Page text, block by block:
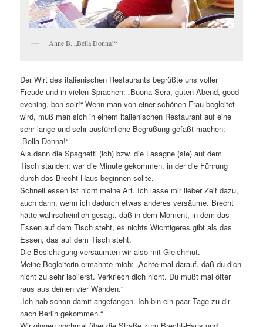
Anne B. „Bella Donna!“
Der Wirt des italienischen Restaurants begrüßte uns voller
Freude und in vielen Sprachen: „Buona Sera, guten Abend, good
evening, bon soir!“ Wenn man von einer schönen Frau begleitet
wird, muß man sich in einem italienischen Restaurant auf eine
sehr lange und sehr ausführliche Begrüßung gefaßt machen:
„Bella Donna!“
Als dann die Spaghetti (ich) bzw. die Lasagne (sie) auf dem
Tisch standen, war die Minute gekommen, in der die Führung
durch das Brecht-Haus beginnen sollte.
Schnell essen ist nicht meine Art. Ich lasse mir lieber Zeit dazu,
auch dann, wenn ich dadurch etwas anderes versäume. Brecht
hätte wahrscheinlich gesagt, daß in dem Moment, in dem das
Essen auf dem Tisch steht, es nichts Wichtigeres gibt als das
Essen, das auf dem Tisch steht.
Die Besichtigung versäumten wir also mit Gleichmut.
Meine Begleiterin ermahnte mich: „Achte mal darauf, daß du dich
nicht zu sehr isolierst. Verkriech dich nicht. Du mußt mal öfter
raus aus deinen vier Wänden.“
„Ich hab schon damit angefangen. Ich bin ein paar Tage zu dir
nach Berlin gekommen.“